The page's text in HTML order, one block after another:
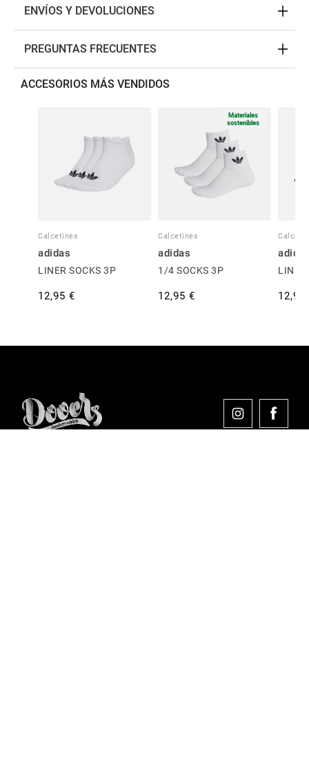
ENVÍOS Y DEVOLUCIONES
PREGUNTAS FRECUENTES
ACCESORIOS MÁS VENDIDOS
Calcetines
adidas
LINER SOCKS 3P
12,95 €
Materiales
sostenibles
Calcetines
adidas
1/4 SOCKS 3P
12,95 €
LINER
12,95